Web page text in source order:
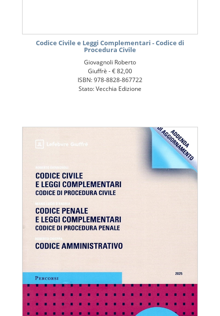
Codice Civile e Leggi Complementari - Codice di
Procedura Civile
Giovagnoli Roberto
Giuffrè -€ 82,00
ISBN: 978-8828-867722
Stato: Vecchia Edizione